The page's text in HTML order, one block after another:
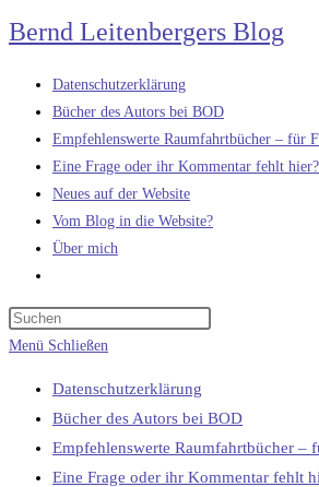
Zum
Inhalt
springen
Bernd Leitenbergers Blog
Datenschutzerklärung
Bücher des Autors bei BOD
Empfehlenswerte Raumfahrtbücher – für
Eine Frage oder ihr Kommentar fehlt hier?
Neues auf der Website
Vom Blog in die Website?
Über mich
umschalten
Menü Schließen
Datenschutzerklärung
Bücher des Autors bei BOD
Empfehlenswerte Raumfahrtbücher –
Eine Frage oder ihr Kommentar fehlt